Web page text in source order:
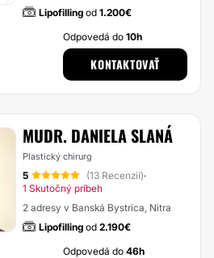
Lipofilling od 1.200€
Odpovedá do10h
KONTAKTOVAŤ
MUDR. DANIELA SLANÁ
Plastický chirurg
5 (13 Recenzií)·
1 Skutočný príbeh
2 adresy v Banská Bystrica, Nitra
Lipofilling od 2.190€
Odpovedá do46h